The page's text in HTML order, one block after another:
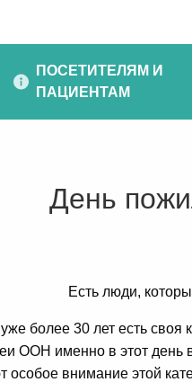
ПОСЕТИТЕЛЯМ И
ПАЦИЕНТАМ
День
Есть люди,
более 30 лет есть своя
ООН именно в этот
внимание этой